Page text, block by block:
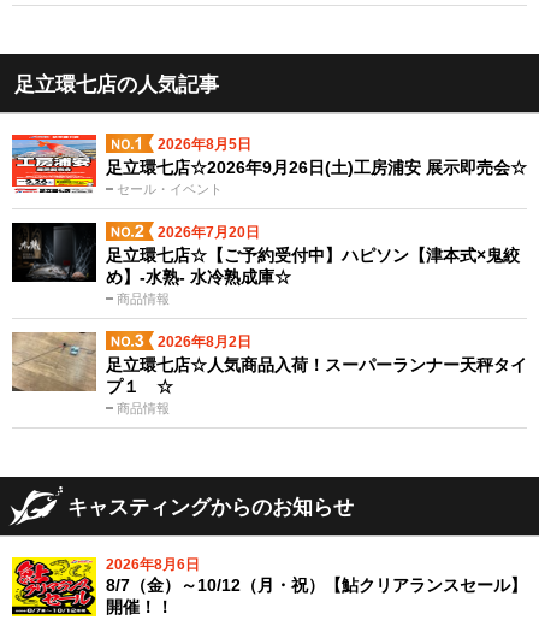
足立環七店の人気記事
2026年8月5日
セール・イベント
足立環七店☆2026年9月26日(土)工房浦安 展示即売会☆
2026年7月20日
商品情報
足立環七店☆【ご予約受付中】ハピソン【津本式×鬼絞
め】-水熟- 水冷熟成庫☆
2026年8月2日
商品情報
足立環七店☆人気商品入荷！スーパーランナー天秤タイ
プ１ ☆
キャスティングからのお知らせ
2026年8月6日
8/7（金）～10/12（月・祝）【鮎クリアランスセール】
開催！！